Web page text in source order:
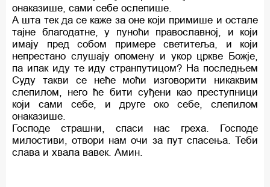
онаказише, сами себе ослепише.
А шта тек да се каже за оне који примише и остале
тајне благодатне, у пуноћи православној, и који
имају пред собом примере светитеља, и који
непрестано слушају опомену и укор цркве Божје,
па ипак иду те иду странпутицом? На последњем
Суду такви се неће моћи изговорити никаквим
слепилом, него ће бити суђени као преступници
који сами себе, и друге око себе, слепилом
онаказише.
Господе страшни, спаси нас греха. Господе
милостиви, отвори нам очи за пут спасења. Теби
слава и хвала вавек. Амин.